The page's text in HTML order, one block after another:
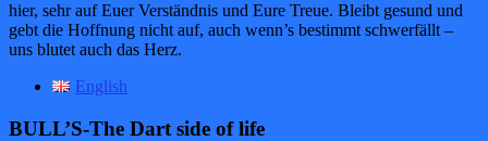
hier, sehr auf Euer Verständnis und Eure Treue. Bleibt gesund und
gebt die Hoffnung nicht auf, auch wenn’s bestimmt schwerfällt –
uns blutet auch das Herz.
English
BULL’S-The Dart side of life